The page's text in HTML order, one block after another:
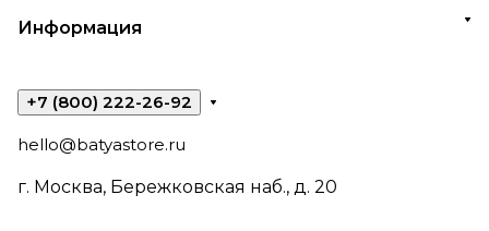
Информация
+7 (800) 222-26-92
hello@batyastore.ru
г. Москва, Бережковская наб., д. 20